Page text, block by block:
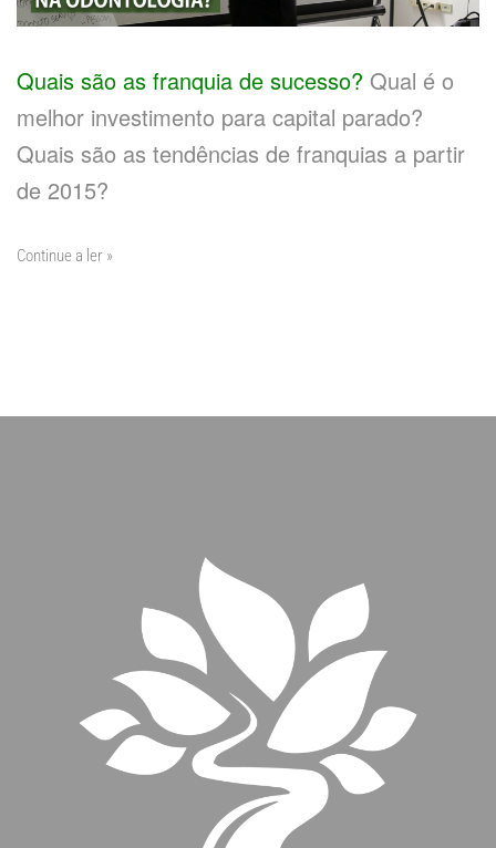
Quais são as franquia de sucesso? Qual é o
melhor investimento para capital parado?
Quais são as tendências de franquias a partir
de 2015?
Continue a ler »